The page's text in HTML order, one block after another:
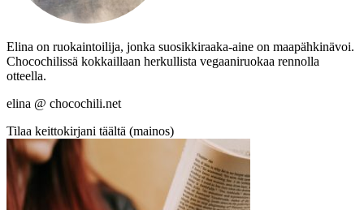
Elina on ruokaintoilija, jonka suosikkiraaka-aine on maapähkinävoi.
Chocochilissä kokkaillaan herkullista vegaaniruokaa rennolla
otteella.
elina @ chocochili.net
Tilaa keittokirjani täältä (mainos)